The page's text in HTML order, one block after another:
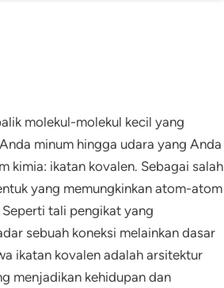
molekul-molekul kecil yang
minum hingga udara yang Anda
kimia: ikatan kovalen. Sebagai salah
yang memungkinkan atom-atom
tali pengikat yang
sebuah koneksi melainkan dasar
ikatan kovalen adalah arsitektur
menjadikan kehidupan dan